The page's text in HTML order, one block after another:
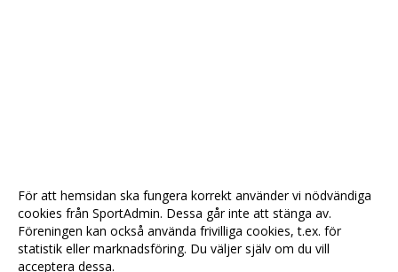
För att hemsidan ska fungera korrekt använder vi nödvändiga
cookies från SportAdmin. Dessa går inte att stänga av.
Föreningen kan också använda frivilliga cookies, t.ex. för
statistik eller marknadsföring. Du väljer själv om du vill
acceptera dessa.